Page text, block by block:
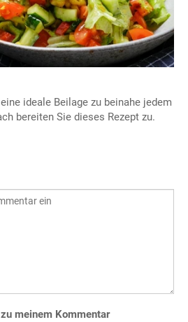
ideale Beilage zu beinahe jedem
bereiten Sie dieses Rezept zu.
meinem Kommentar